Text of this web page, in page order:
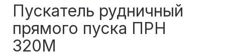
Пускатель рудничный
прямого пуска ПРН
320М